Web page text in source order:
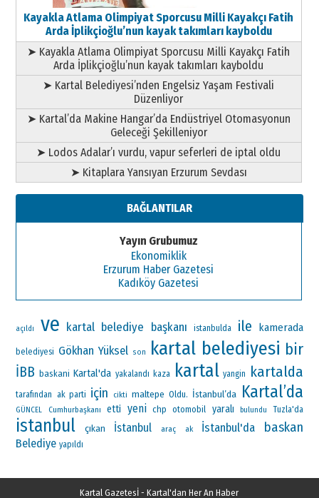
Kayakla Atlama Olimpiyat Sporcusu Milli Kayakçı Fatih
Arda İplikçioğlu’nun kayak takımları kayboldu
➤ Kayakla Atlama Olimpiyat Sporcusu Milli Kayakçı Fatih
Arda İplikçioğlu’nun kayak takımları kayboldu
➤ Kartal Belediyesi’nden Engelsiz Yaşam Festivali
Düzenliyor
➤ Kartal’da Makine Hangar’da Endüstriyel Otomasyonun
Geleceği Şekilleniyor
➤ Lodos Adalar’ı vurdu, vapur seferleri de iptal oldu
➤ Kitaplara Yansıyan Erzurum Sevdası
BAĞLANTILAR
Yayın Grubumuz
Ekonomiklik
Erzurum Haber Gazetesi
Kadıköy Gazetesi
açıldı ve kartal belediye başkanı istanbulda ile kamerada
belediyesi Gökhan Yüksel son kartal belediyesi bir
İBB baskani Kartal'da yakalandı kaza kartal yangin kartalda
tarafından ak parti için cikti maltepe Oldu. İstanbul’da Kartal’da
GÜNCEL Cumhurbaşkanı etti yeni chp otomobil yaralı bulundu Tuzla'da
istanbul çıkan İstanbul araç ak İstanbul'da baskan
Belediye yapıldı
Kartal Gazetesİ - Kartal'dan Her An Haber